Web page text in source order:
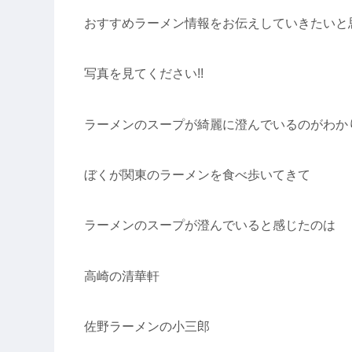
おすすめラーメン情報をお伝えしていきたいと
写真を見てください!!
ラーメンのスープが綺麗に澄んでいるのがわか
ぼくが関東のラーメンを食べ歩いてきて
ラーメンのスープが澄んでいると感じたのは
高崎の清華軒
佐野ラーメンの小三郎